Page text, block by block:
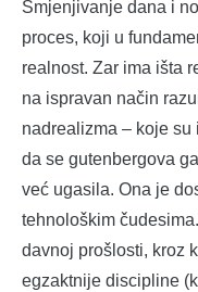
Smjenjivanje dana i
proces, koji u
realnost. Zar ima išta
na ispravan način
nadrealizma – koje
da se gutenbergova
već ugasila. Ona je
tehnološkim
davnoj prošlosti, kroz
egzaktnije discipline